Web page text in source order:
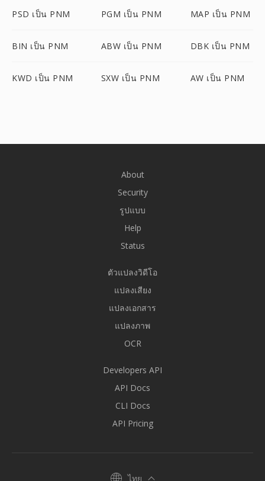
PSD เป็น PNM PGM เป็น PNM MAP เป็น PNM
BIN เป็น PNM ABW เป็น PNM DBK เป็น PNM
KWD เป็น PNM SXW เป็น PNM AW เป็น PNM
About
Security
รูปแบบ
Help
Status
ตัวแปลงวิดีโอ
แปลงเสียง
แปลงเอกสาร
แปลงภาพ
OCR
Developers API
API Docs
CLI Docs
API Pricing
ไทย